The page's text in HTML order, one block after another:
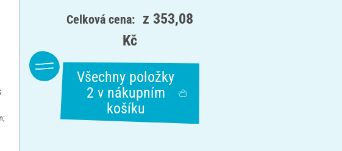
Celková cena: z 353,08
Kč
Všechny položky
2 v nákupním
košíku